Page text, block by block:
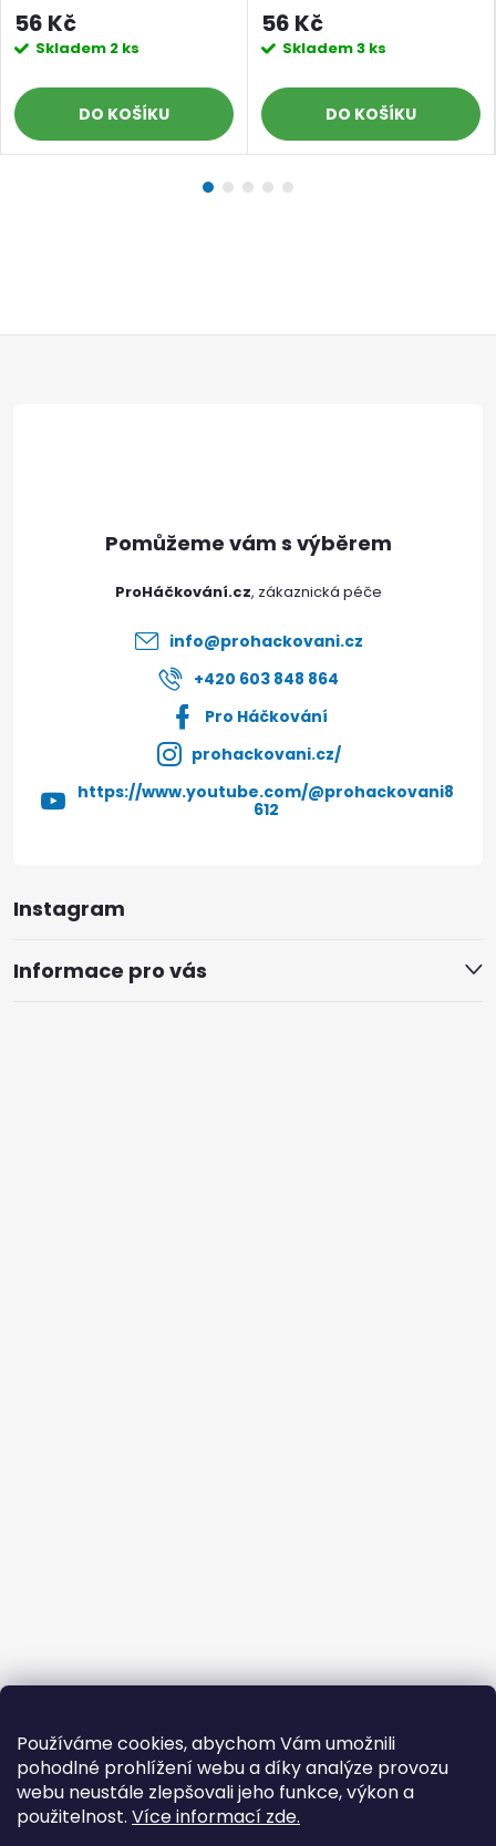
Používáme cookies, abychom Vám umožnili
pohodlné prohlížení webu a díky analýze provozu
webu neustále zlepšovali jeho funkce, výkon a
použitelnost. Více informací zde.
56 Kč
Skladem 2 ks
DO KOŠÍKU
56 Kč
Skladem3 ks
DO KOŠÍKU
Instagram
Informace pro vás
ProHáčkování.cz
info@prohackovani.cz
+420 603 848 864
Pro Háčkování
prohackovani.cz/
https://www.youtube.com/@prohackovani8
612